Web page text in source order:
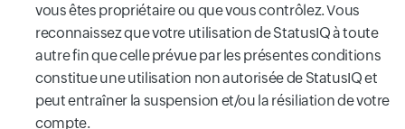
vous êtes propriétaire ou que vous contrôlez. Vous
reconnaissez que votre utilisation de StatusIQ à toute
autre fin que celle prévue par les présentes conditions
constitue une utilisation non autorisée de StatusIQ et
peut entraîner la suspension et/ou la résiliation de votre
compte.